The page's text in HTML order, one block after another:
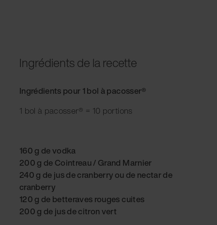
Ingrédients de la recette
Ingrédients pour 1 bol à pacosser®
1 bol à pacosser® = 10 portions
160 g de vodka
200 g de Cointreau / Grand Marnier
240 g de jus de cranberry ou de nectar de
cranberry
120 g de betteraves rouges cuites
200 g de jus de citron vert